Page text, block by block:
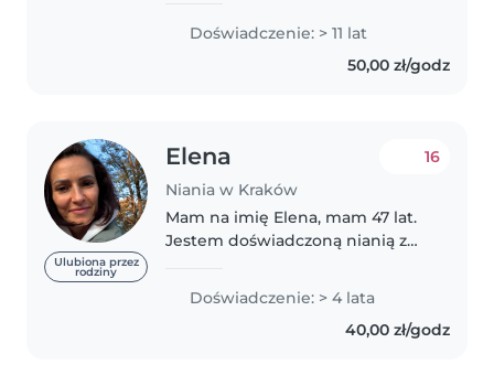
Posiadam wykształcenie z
Doświadczenie: > 11 lat
50,00 zł/godz
Ulubiona przez
rodziny
Elena
Niania w Kraków
16
Mam na imię Elena, mam 47 lat.
Jestem doświadczoną nianią z
umiejętnościami, które
Doświadczenie: > 4 lata
40,00 zł/godz